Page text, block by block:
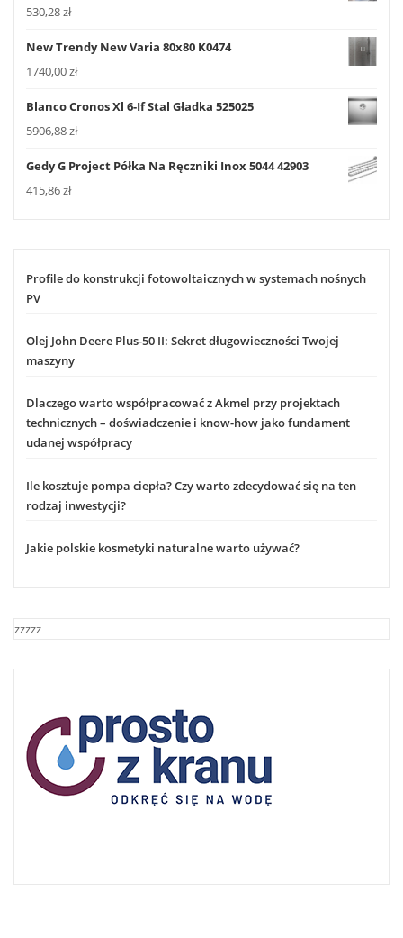
530,28zł
New Trendy New Varia 80x80 K0474
1740,00zł
Blanco Cronos Xl 6-If Stal Gładka 525025
5906,88zł
Gedy G Project Półka Na Ręczniki Inox 5044 42903
415,86zł
Profile do konstrukcji fotowoltaicznych w systemach nośnych
PV
Olej John Deere Plus-50 II: Sekret długowieczności Twojej
maszyny
Dlaczego warto współpracować z Akmel przy projektach
technicznych – doświadczenie i know-how jako fundament
udanej współpracy
Ile kosztuje pompa ciepła? Czy warto zdecydować się na ten
rodzaj inwestycji?
Jakie polskie kosmetyki naturalne warto używać?
zzzzz